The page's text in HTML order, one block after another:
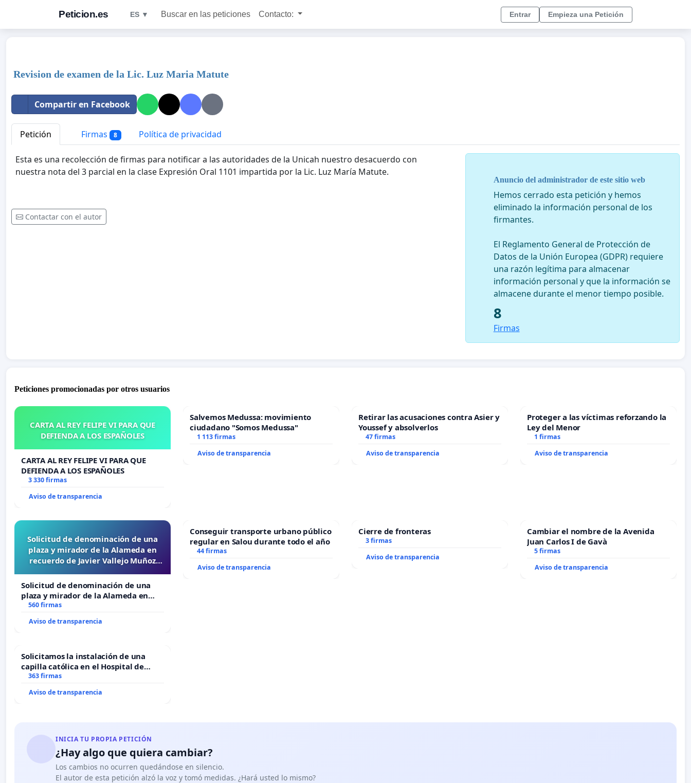
Peticion.es ES ▼ Buscar en las peticiones Contacto: Entrar Empieza una Petición
Revision de examen de la Lic. Luz Maria Matute
Compartir en Facebook
Petición Firmas 8 Política de privacidad
Esta es una recolección de firmas para notificar a las autoridades de la Unicah nuestro desacuerdo con
nuestra nota del 3 parcial en la clase Expresión Oral 1101 impartida por la Lic. Luz María Matute.
Contactar con el autor
Anuncio del administrador de este sitio web
Hemos cerrado esta petición y hemos
eliminado la información personal de los
firmantes.
El Reglamento General de Protección de
Datos de la Unión Europea (GDPR) requiere
una razón legítima para almacenar
información personal y que la información se
almacene durante el menor tiempo posible.
8
Firmas
Peticiones promocionadas por otros usuarios
CARTA AL REY FELIPE VI PARA QUE
DEFIENDA A LOS ESPAÑOLES
CARTA AL REY FELIPE VI PARA QUE
DEFIENDA A LOS ESPAÑOLES
3 330 firmas
Aviso de transparencia
Salvemos Medussa: movimiento
ciudadano "Somos Medussa"
1 113 firmas
Aviso de transparencia
Retirar las acusaciones contra Asier y
Youssef y absolverlos
47 firmas
Aviso de transparencia
Proteger a las víctimas reforzando la
Ley del Menor
1 firmas
Aviso de transparencia
Solicitud de denominación de una
plaza y mirador de la Alameda en
recuerdo de Javier Vallejo Muñoz
Solicitud de denominación de una
plaza y mirador de la Alameda en
recuerdo de Javier Vallejo Muñoz
560 firmas
Aviso de transparencia
Conseguir transporte urbano público
regular en Salou durante todo el año
44 firmas
Aviso de transparencia
Cierre de fronteras
3 firmas
Aviso de transparencia
Cambiar el nombre de la Avenida
Juan Carlos I de Gavà
5 firmas
Aviso de transparencia
Solicitamos la instalación de una
capilla católica en el Hospital de
Alcañiz
363 firmas
Aviso de transparencia
INICIA TU PROPIA PETICIÓN
¿Hay algo que quiera cambiar?
Los cambios no ocurren quedándose en silencio.
El autor de esta petición alzó la voz y tomó medidas. ¿Hará usted lo mismo?